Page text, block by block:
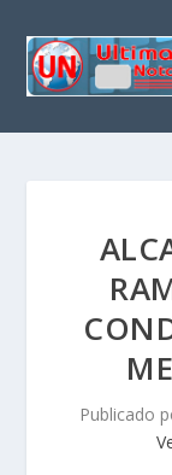
Publicado